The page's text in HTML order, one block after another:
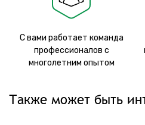
С вами работает команда
профессионалов с
многолетним опытом
Также может быть